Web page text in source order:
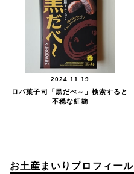
2024.11.19
ロバ菓子司「黒だべ～」検索すると
不穏な紅麹
お土産まいりプロフィール